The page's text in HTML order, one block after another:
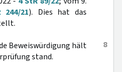
21). Dies hat das
8
Beweiswürdigung hält
stand.